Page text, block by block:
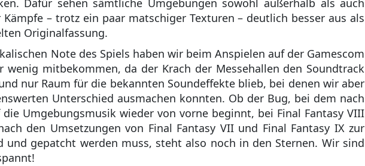
Dafür sehen sämtliche Umgebungen sowohl außerhalb als auch
– trotz ein paar matschiger Texturen – deutlich besser aus als
Originalfassung.
Note des Spiels haben wir beim Anspielen auf der Gamescom
wenig mitbekommen, da der Krach der Messehallen den Soundtrack
nur Raum für die bekannten Soundeffekte blieb, bei denen wir aber
Unterschied ausmachen konnten. Ob der Bug, bei dem nach
Umgebungsmusik wieder von vorne beginnt, bei Final Fantasy VIII
den Umsetzungen von Final Fantasy VII und Final Fantasy IX zur
und gepatcht werden muss, steht also noch in den Sternen. Wir sind